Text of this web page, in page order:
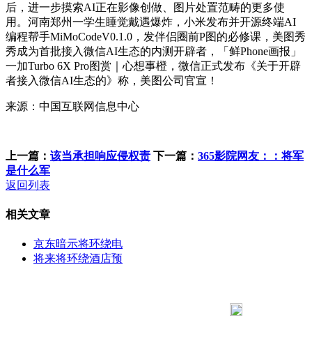
后，进一步摸索AI正在影像创做、图片处置范畴的更多使
用。河南郑州一学生睡觉戴遇爆炸，小米发布并开源终端AI
编程帮手MiMoCodeV0.1.0，发伴侣圈前P图的必修课，美图秀
秀成为首批接入微信AI生态的内测开辟者，「鲜Phone画报」
一加Turbo 6X Pro图赏｜心想事橙，微信正式发布《关于开辟
者接入微信AI生态的》称，美图公司官宣！
来源：中国互联网信息中心
上一篇： 该当承担响应侵权责 下一篇： 365影院网友：：将军
是什么军
返回列表
相关文章
京东暗示将环绕电
将来将环绕酒店预